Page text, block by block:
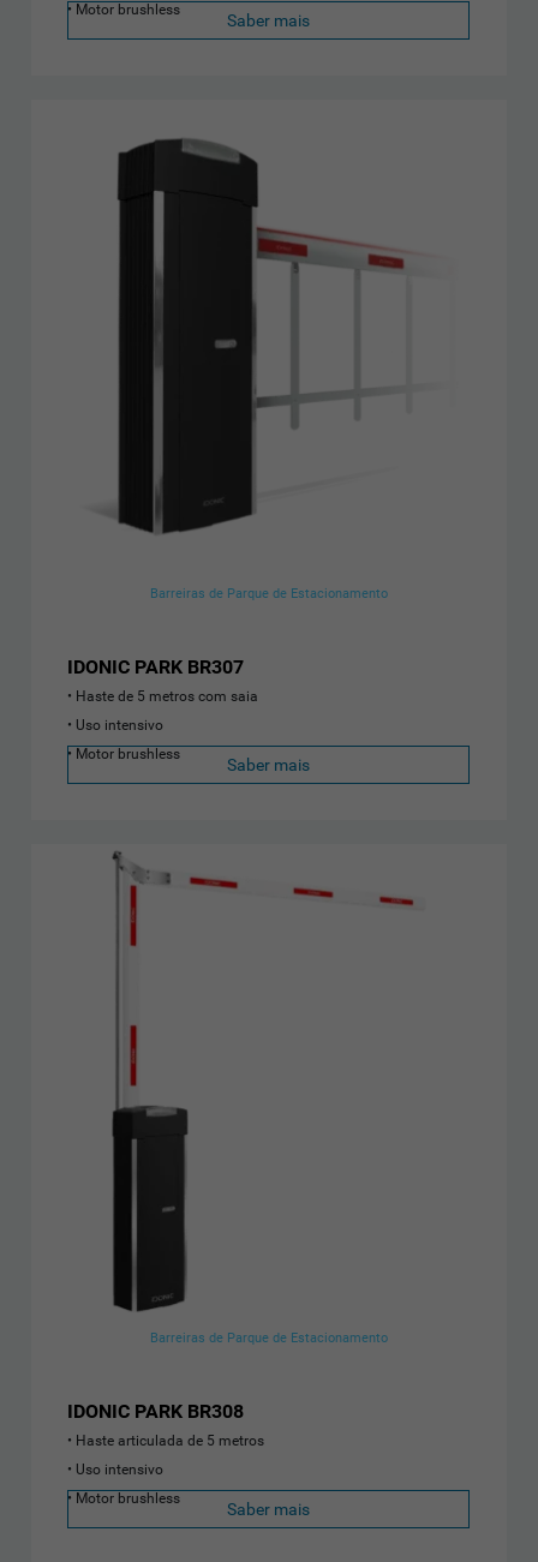
Motor brushless
Saber mais
Barreiras de Parque de Estacionamento
IDONIC PARK BR307
Haste de 5 metros com saia
Uso intensivo
Motor brushless
Saber mais
Barreiras de Parque de Estacionamento
IDONIC PARK BR308
Haste articulada de 5 metros
Uso intensivo
Motor brushless
Saber mais